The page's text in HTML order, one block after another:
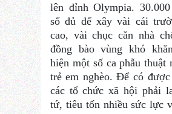
lên đỉnh Olympia.
số đủ để xây vài cái
cao, vài chục căn nhà
đồng bào vùng khó
hiện một số ca phẫu thuật
trẻ em nghèo. Để có được
các tổ chức xã hội phải
tứ, tiêu tốn nhiều sức lực